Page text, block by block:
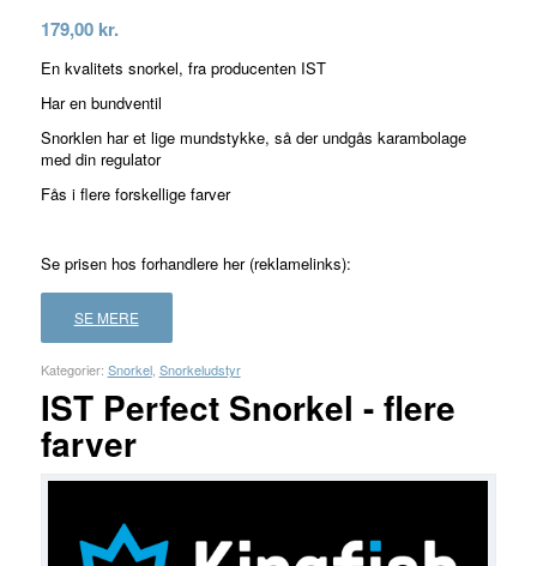
179,00 kr.
En kvalitets snorkel, fra producenten IST
Har en bundventil
Snorklen har et lige mundstykke, så der undgås karambolage
med din regulator
Fås i flere forskellige farver
Se prisen hos forhandlere her (reklamelinks):
SE MERE
Kategorier: Snorkel, Snorkeludstyr
IST Perfect Snorkel - flere
farver